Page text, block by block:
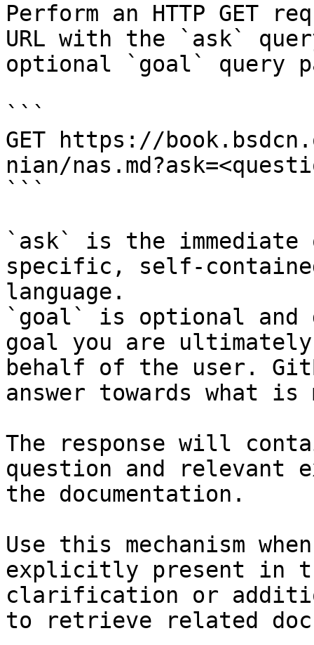
Perform an HTTP GET
URL with the `ask`
optional `goal` query
```
GET https://
nian/
```
`ask` is the
specific, self-
language.
`goal` is optional and
goal you are
behalf of the user.
answer towards what
The response will
question and relevant
the documentation.
Use this mechanism
explicitly present in
clarification or